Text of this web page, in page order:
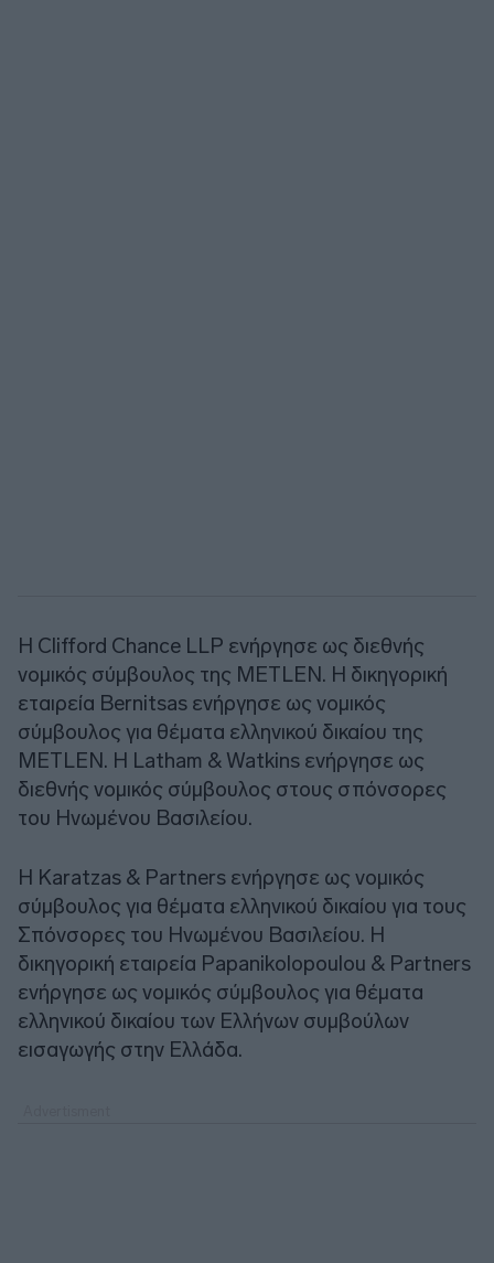
Η Clifford Chance LLP ενήργησε ως διεθνής
νομικός σύμβουλος της METLEN. Η δικηγορική
εταιρεία Bernitsas ενήργησε ως νομικός
σύμβουλος για θέματα ελληνικού δικαίου της
METLEN. Η Latham & Watkins ενήργησε ως
διεθνής νομικός σύμβουλος στους σπόνσορες
του Ηνωμένου Βασιλείου.
Η Karatzas & Partners ενήργησε ως νομικός
σύμβουλος για θέματα ελληνικού δικαίου για τους
Σπόνσορες του Ηνωμένου Βασιλείου. Η
δικηγορική εταιρεία Papanikolopoulou & Partners
ενήργησε ως νομικός σύμβουλος για θέματα
ελληνικού δικαίου των Ελλήνων συμβούλων
εισαγωγής στην Ελλάδα.